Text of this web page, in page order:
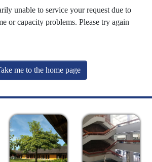
unable to service your request due to
or capacity problems. Please try again
me to the home page